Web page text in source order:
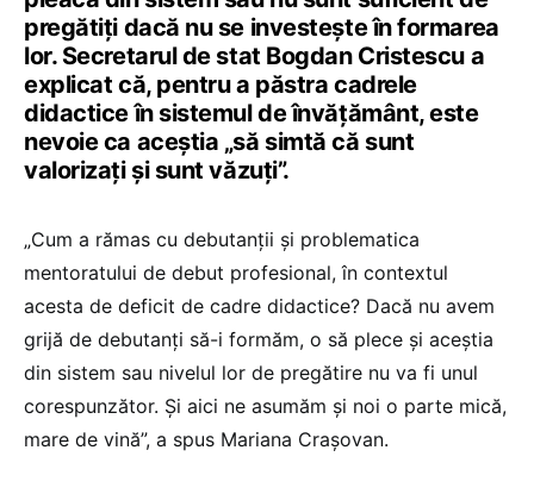
pregătiți dacă nu se investește în formarea
lor. Secretarul de stat Bogdan Cristescu a
explicat că, pentru a păstra cadrele
didactice în sistemul de învățământ, este
nevoie ca aceștia „să simtă că sunt
valorizați și sunt văzuți”.
„Cum a rămas cu debutanții și problematica
mentoratului de debut profesional, în contextul
acesta de deficit de cadre didactice? Dacă nu avem
grijă de debutanți să-i formăm, o să plece și aceștia
din sistem sau nivelul lor de pregătire nu va fi unul
corespunzător. Și aici ne asumăm și noi o parte mică,
mare de vină”, a spus Mariana Crașovan.